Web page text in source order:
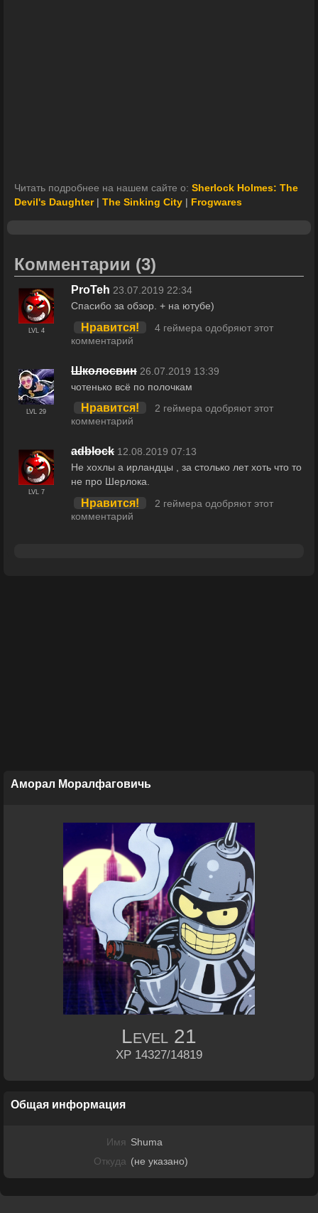
Читать подробнее на нашем сайте о: Sherlock Holmes: The
Devil's Daughter| The Sinking City Frogwares
Комментарии (3)
LVL 4
ProTeh 23.07.2019 22:34
Спасибо за обзор. + на ютубе)
Нравится!
4 геймера одобряют этот
комментарий
LVL 29
Школосвин 26.07.2019 13:39
чотенько всё по полочкам
Нравится!
2 геймера одобряют этот
комментарий
LVL 7
adblock 12.08.2019 07:13
Не хохлы а ирландцы , за столько лет хоть что то
не про Шерлока.
Нравится!
2 геймера одобряют этот
комментарий
Аморал Моралфаговичь
Level 21
XP 14327/14819
Общая информация
Имя Shuma
Откуда (не указано)